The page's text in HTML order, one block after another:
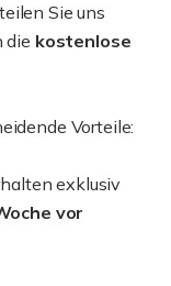
Sie uns
die kostenlose
Vorteile:
exklusiv
vor